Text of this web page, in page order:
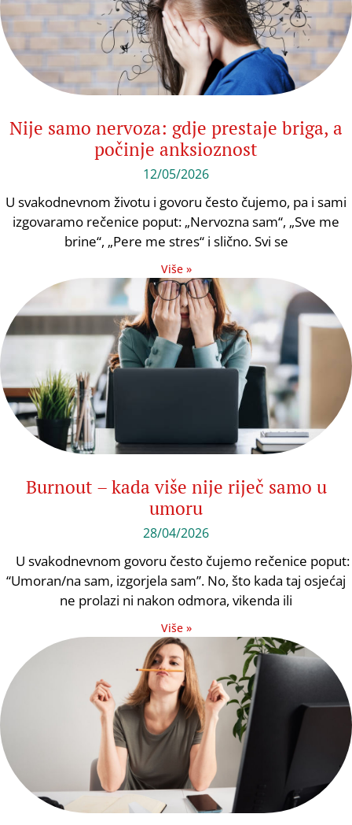
Nije samo nervoza: gdje prestaje briga, a
počinje anksioznost
12/05/2026
U svakodnevnom životu i govoru često čujemo, pa i sami
izgovaramo rečenice poput: „Nervozna sam“, „Sve me
brine“, „Pere me stres“ i slično. Svi se
Više »
Burnout – kada više nije riječ samo u
umoru
28/04/2026
U svakodnevnom govoru često čujemo rečenice poput:
“Umoran/na sam, izgorjela sam”. No, što kada taj osjećaj
ne prolazi ni nakon odmora, vikenda ili
Više »